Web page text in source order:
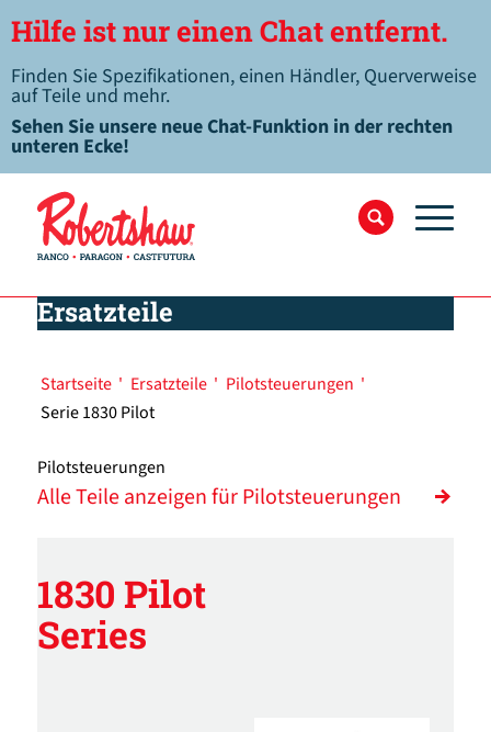
Hilfe ist nur einen Chat entfernt.
Finden Sie Spezifikationen, einen Händler, Querverweise
auf Teile und mehr.
Sehen Sie unsere neue Chat-Funktion in der rechten
unteren Ecke!
Ersatzteile
Startseite ' Ersatzteile ' Pilotsteuerungen '
Serie 1830 Pilot
Pilotsteuerungen
Alle Teile anzeigen für Pilotsteuerungen
1830 Pilot
Series